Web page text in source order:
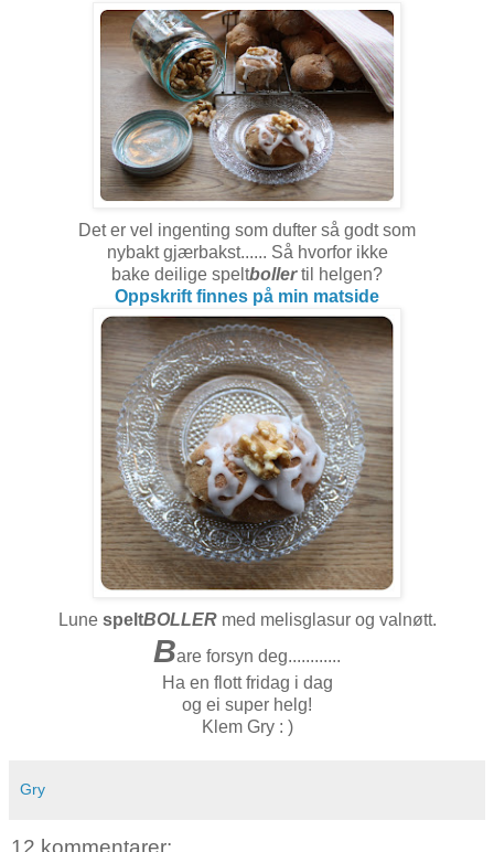
Det er vel ingenting som dufter så godt som
nybakt gjærbakst...... Så hvorfor ikke
bake deilige speltbollertil helgen?
Oppskrift finnes på min matside
Lune speltBOLLERmed melisglasur og valnøtt.
Bare forsyn deg............
Ha en flott fridag i dag
og ei super helg!
Klem Gry : )
Gry
12 kommentarer: